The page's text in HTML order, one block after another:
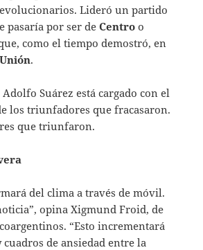
Lideró un partido
pasaría por ser deCentro o
como el tiempo demostró, en
Unión.
Suárez está cargado con el
los triunfadores que fracasaron.
que triunfaron.
del clima a través de móvil.
opina Xigmund Froid, de
“Esto incrementará
cuadros de ansiedad entre la